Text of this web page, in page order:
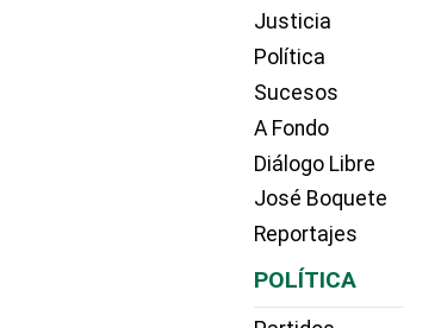
Justicia
Política
Sucesos
A Fondo
Diálogo Libre
José Boquete
Reportajes
POLÍTICA